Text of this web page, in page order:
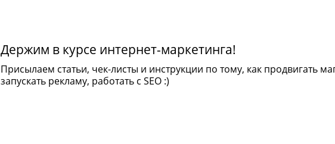
Держим в курсе интернет-маркетинга!
Присылаем статьи, чек-листы и инструкции по тому, как продвигать
запускать рекламу, работать с SEO :)